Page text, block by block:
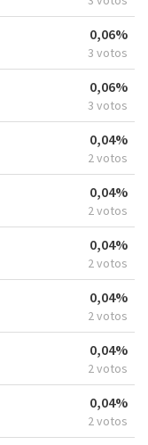
0,06%
3 votos
0,06%
3 votos
0,04%
2 votos
0,04%
2 votos
0,04%
2 votos
0,04%
2 votos
0,04%
2 votos
0,04%
2 votos